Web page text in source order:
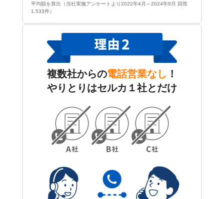
平均額を算出（当社実施アンケートより2022年4月～2024年9月 回答
1,533件）
複数社からの電話営業なし ！
やりとりはセルカ１社とだけ